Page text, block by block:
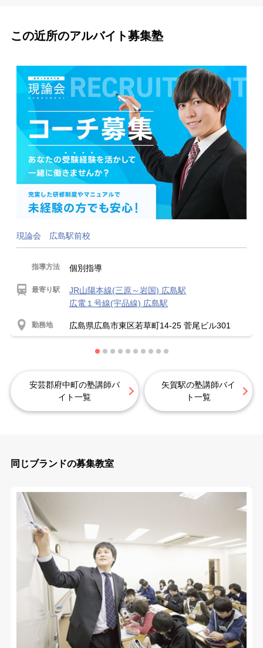
この近所のアルバイト募集塾
現論会 広島駅前校
指導方法 個別指導
最寄り駅
JR山陽本線(三原～岩国) 広島駅
広電１号線(宇品線) 広島駅
勤務地 広島県広島市東区若草町14-25 菅尾ビル301
安芸郡府中町の塾講師バ
イト一覧
矢賀駅の塾講師バイ
ト一覧
同じブランドの募集教室